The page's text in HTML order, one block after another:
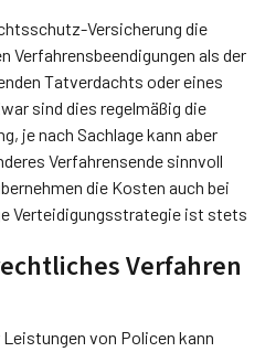
Versicherung die
Verfahrensbeendigungen als der
Tatverdachts oder eines
sind dies regelmäßig die
je nach Sachlage kann aber
Verfahrensende sinnvoll
die Kosten auch bei
Verteidigungsstrategie ist stets
Verfahren
von Policen kann